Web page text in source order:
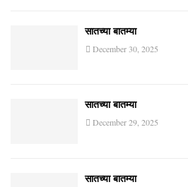
सातच्या बातम्या
December 30, 2025
सातच्या बातम्या
December 29, 2025
सातच्या बातम्या